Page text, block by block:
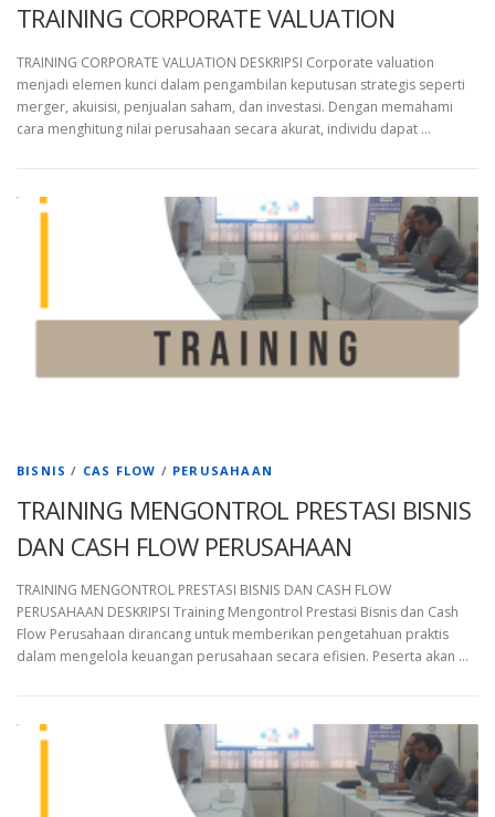
TRAINING CORPORATE VALUATION
TRAINING CORPORATE VALUATION DESKRIPSI Corporate valuation
menjadi elemen kunci dalam pengambilan keputusan strategis seperti
merger, akuisisi, penjualan saham, dan investasi. Dengan memahami
cara menghitung nilai perusahaan secara akurat, individu dapat …
BISNIS / CAS FLOW / PERUSAHAAN
TRAINING MENGONTROL PRESTASI BISNIS
DAN CASH FLOW PERUSAHAAN
TRAINING MENGONTROL PRESTASI BISNIS DAN CASH FLOW
PERUSAHAAN DESKRIPSI Training Mengontrol Prestasi Bisnis dan Cash
Flow Perusahaan dirancang untuk memberikan pengetahuan praktis
dalam mengelola keuangan perusahaan secara efisien. Peserta akan …